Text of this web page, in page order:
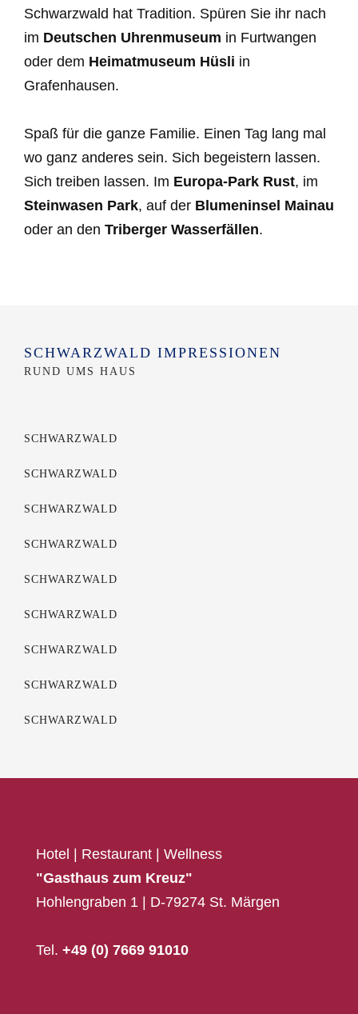
Schwarzwald hat Tradition. Spüren Sie ihr nach
im Deutschen Uhrenmuseum in Furtwangen
oder dem Heimatmuseum Hüsli in
Grafenhausen.
Spaß für die ganze Familie. Einen Tag lang mal
wo ganz anderes sein. Sich begeistern lassen.
Sich treiben lassen. Im Europa-Park Rust, im
Steinwasen Park, auf der Blumeninsel Mainau
oder an den Triberger Wasserfällen.
SCHWARZWALD IMPRESSIONEN
RUND UMS HAUS
SCHWARZWALD
SCHWARZWALD
SCHWARZWALD
SCHWARZWALD
SCHWARZWALD
SCHWARZWALD
SCHWARZWALD
SCHWARZWALD
SCHWARZWALD
Hotel | Restaurant | Wellness
"Gasthaus zum Kreuz"
Hohlengraben 1 | D-79274 St. Märgen
Tel. +49 (0) 7669 91010